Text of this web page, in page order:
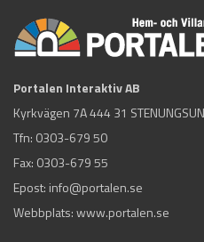
Portalen Interaktiv AB
Kyrkvägen 7A 444 31
Tfn: 0303-679 50
Fax: 0303-679 55
Epost: info@portalen.se
Webbplats: www.portalen.se